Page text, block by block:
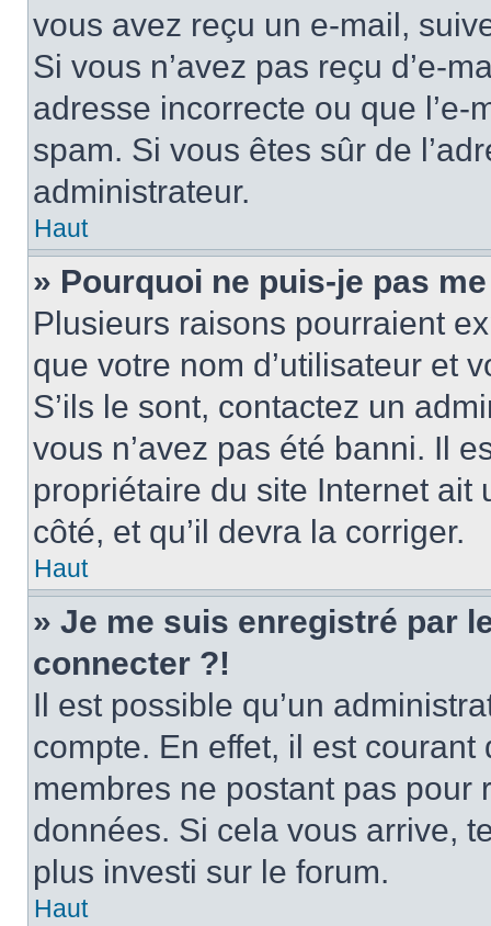
vous avez reçu un e-mail,
Si vous n’avez pas reçu d’e-
adresse incorrecte ou que
spam. Si vous êtes sûr de
administrateur.
Haut
» Pourquoi ne puis-je pas
Plusieurs raisons pourraient
que votre nom d’utilisateur et
S’ils le sont, contactez un
vous n’avez pas été banni. Il
propriétaire du site Internet
côté, et qu’il devra la corriger.
Haut
» Je me suis enregistré par
connecter ?!
Il est possible qu’un
compte. En effet, il est
membres ne postant pas
données. Si cela vous arrive,
plus investi sur le forum.
Haut